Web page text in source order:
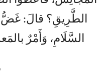
الطَّرِيقِ؟ قالَ: غَضُّ
السَّلَامِ، وَأَمْرٌ